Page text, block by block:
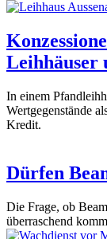
Leihhäuser
In einem
Wertgegenstände
Kredit.
Dürfen
Die Frage, ob
überraschend